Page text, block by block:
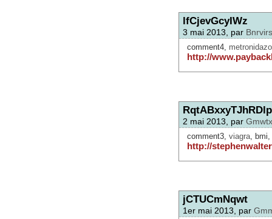
lfCjevGcyIWz
3 mai 2013, par
comment4,
http://
2 mai 2013, par
comment3, viagra, bmi,
http://
jCTUCmNqwt
1er mai 2013, par